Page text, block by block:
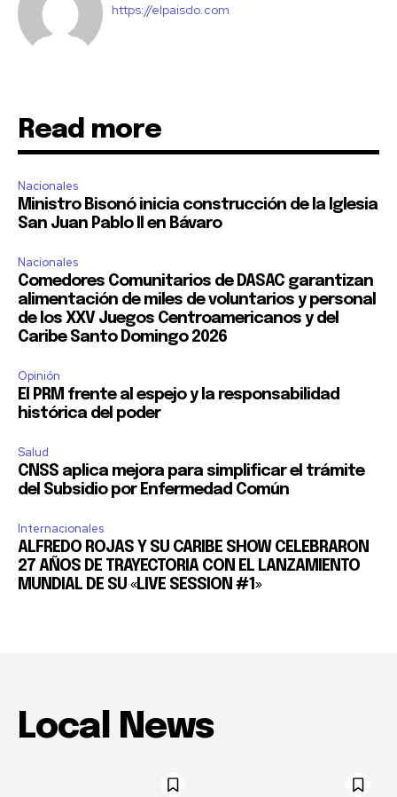
https://elpaisdo.com
Read more
Nacionales
Ministro Bisonó inicia construcción de la Iglesia
San Juan Pablo II en Bávaro
Nacionales
Comedores Comunitarios de DASAC garantizan
alimentación de miles de voluntarios y personal
de los XXV Juegos Centroamericanos y del
Caribe Santo Domingo 2026
Opinión
El PRM frente al espejo y la responsabilidad
histórica del poder
Salud
CNSS aplica mejora para simplificar el trámite
del Subsidio por Enfermedad Común
Internacionales
ALFREDO ROJAS Y SU CARIBE SHOW CELEBRARON
27 AÑOS DE TRAYECTORIA CON EL LANZAMIENTO
MUNDIAL DE SU «LIVE SESSION #1»
Local News